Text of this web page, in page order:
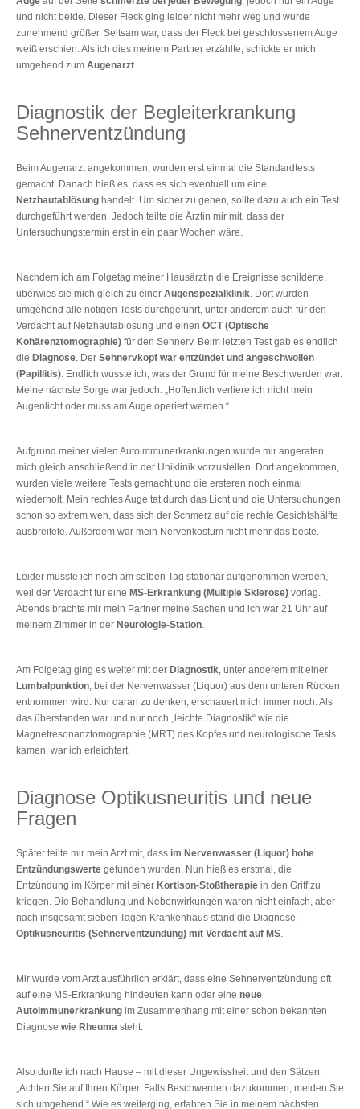
und nicht beide. Dieser Fleck ging leider nicht mehr weg und wurde
zunehmend größer. Seltsam war, dass der Fleck bei geschlossenem Auge
weiß erschien. Als ich dies meinem Partner erzählte, schickte er mich
umgehend zum Augenarzt
Diagnostik der Begleiterkrankung
Sehnerventzündung
Beim Augenarzt angekommen, wurden erst einmal die Standardtests
gemacht. Danach hieß es, dass es sich eventuell um eine
Netzhautablösung handelt. Um sicher zu gehen, sollte dazu auch ein Test
durchgeführt werden. Jedoch teilte die Ärztin mir mit, dass der
Untersuchungstermin erst in ein paar Wochen wäre.
Nachdem ich am Folgetag meiner Hausärztin die Ereignisse schilderte,
überwies sie mich gleich zu einer Augenspezialklinik . Dort wurden
umgehend alle nötigen Tests durchgeführt, unter anderem auch für den
Verdacht auf Netzhautablösung und einen OCT (Optische
Kohärenztomographie) für den Sehnerv. Beim letzten Test gab es endlich
die Diagnose . Der Sehnervkopf war entzündet und angeschwollen
(Papillitis) . Endlich wusste ich, was der Grund für meine Beschwerden war.
Meine nächste Sorge war jedoch: „Hoffentlich verliere ich nicht mein
Augenlicht oder muss am Auge operiert werden.“
Aufgrund meiner vielen Autoimmunerkrankungen wurde mir angeraten,
mich gleich anschließend in der Uniklinik vorzustellen. Dort angekommen,
wurden viele weitere Tests gemacht und die ersteren noch einmal
wiederholt. Mein rechtes Auge tat durch das Licht und die Untersuchungen
schon so extrem weh, dass sich der Schmerz auf die rechte Gesichtshälfte
ausbreitete. Außerdem war mein Nervenkostüm nicht mehr das beste.
Leider musste ich noch am selben Tag stationär aufgenommen werden,
weil der Verdacht für eine MS-Erkrankung (Multiple Sklerose) vorlag.
Abends brachte mir mein Partner meine Sachen und ich war 21 Uhr auf
meinem Zimmer in der Neurologie-Station
Am Folgetag ging es weiter mit der Diagnostik , unter anderem mit einer
Lumbalpunktion , bei der Nervenwasser (Liquor) aus dem unteren Rücken
entnommen wird. Nur daran zu denken, erschauert mich immer noch. Als
das überstanden war und nur noch „leichte Diagnostik“ wie die
Magnetresonanztomographie (MRT) des Kopfes und neurologische Tests
kamen, war ich erleichtert.
Diagnose Optikusneuritis und neue
Fragen
Später teilte mir mein Arzt mit, dass im Nervenwasser (Liquor) hohe
Entzündungswerte gefunden wurden. Nun hieß es erstmal, die
Entzündung im Körper mit einer Kortison-Stoßtherapie in den Griff zu
kriegen. Die Behandlung und Nebenwirkungen waren nicht einfach, aber
nach insgesamt sieben Tagen Krankenhaus stand die Diagnose:
Optikusneuritis (Sehnerventzündung) mit Verdacht auf MS
Mir wurde vom Arzt ausführlich erklärt, dass eine Sehnerventzündung oft
auf eine MS-Erkrankung hindeuten kann oder eine neue
Autoimmunerkrankung im Zusammenhang mit einer schon bekannten
Diagnose wie Rheuma steht.
Also durfte ich nach Hause ‒ mit dieser Ungewissheit und den Sätzen:
„Achten Sie auf Ihren Körper. Falls Beschwerden dazukommen, melden Sie
sich umgehend.“ Wie es weiterging, erfahren Sie in meinem nächsten